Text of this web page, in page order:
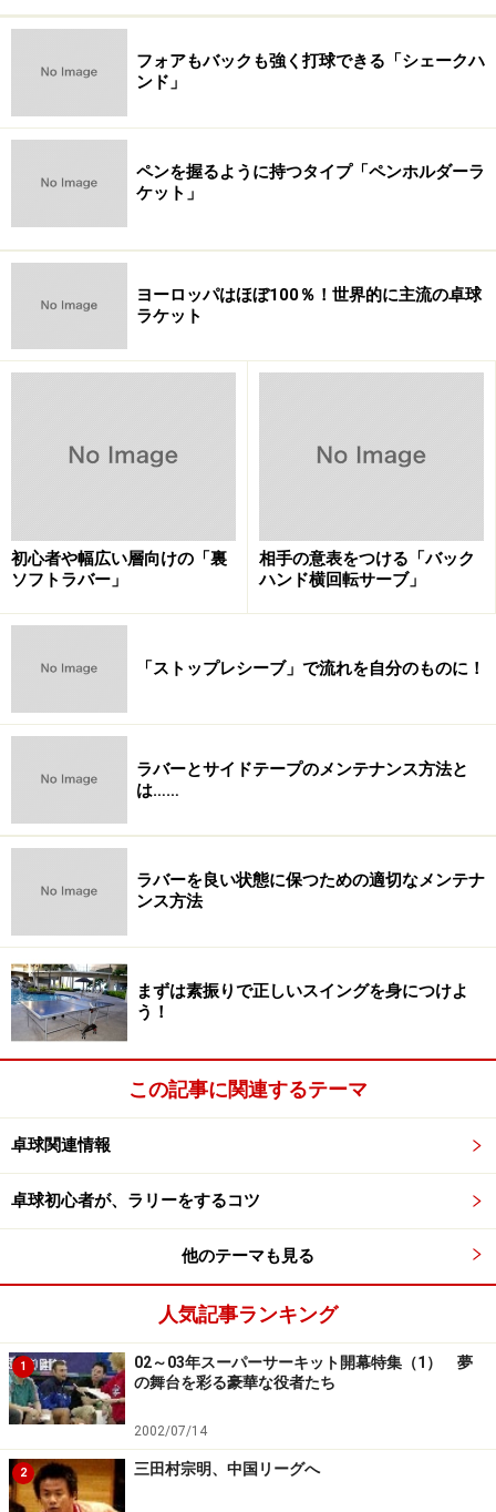
フォアもバックも強く打球できる「シェークハ
ンド」
ペンを握るように持つタイプ「ペンホルダーラ
ケット」
ヨーロッパはほぼ100％！世界的に主流の卓球
ラケット
初心者や幅広い層向けの「裏
ソフトラバー」
相手の意表をつける「バック
ハンド横回転サーブ」
「ストップレシーブ」で流れを自分のものに！
ラバーとサイドテープのメンテナンス方法と
は……
ラバーを良い状態に保つための適切なメンテナ
ンス方法
まずは素振りで正しいスイングを身につけよ
う！
この記事に関連するテーマ
卓球関連情報
卓球初心者が、ラリーをするコツ
他のテーマも見る
人気記事ランキング
1
02～03年スーパーサーキット開幕特集（1） 夢
の舞台を彩る豪華な役者たち
2002/07/14
2 三田村宗明、中国リーグへ